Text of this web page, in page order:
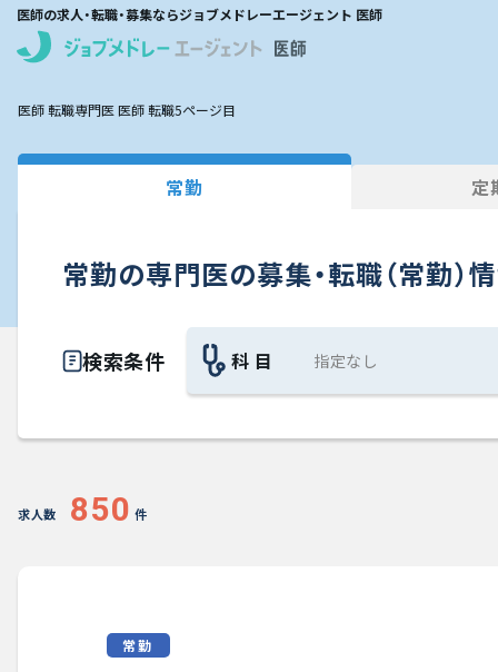
医師の求人・転職・募集ならジョブメドレーエージェント 医師
医師 転職専門医 医師 転職5ページ目
常勤 定
常勤の専門医の募集・転職（常勤）
検索条件 科 目
求人数 850 件
常勤